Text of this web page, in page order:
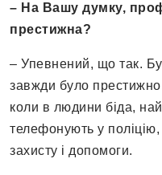
– На Вашу думку,
престижна?
– Упевнений, що так.
завжди було
коли в людини біда,
телефонують у
захисту і допомоги.